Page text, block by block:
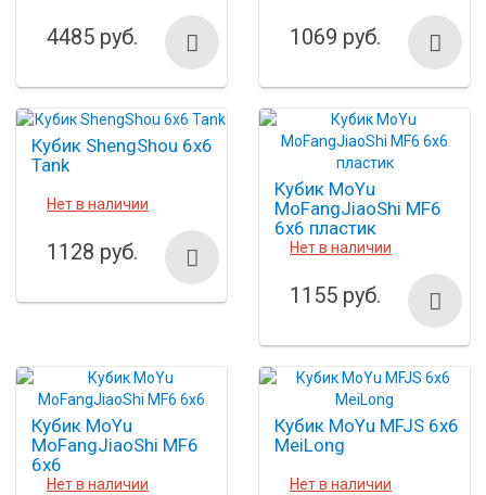
4485 руб. 1069 руб.
Кубик ShengShou 6x6
Tank
Нет в наличии
1128 руб.
Кубик MoYu
MoFangJiaoShi MF6
6x6 пластик
Нет в наличии
1155 руб.
Кубик MoYu
MoFangJiaoShi MF6
6x6
Нет в наличии
Кубик MoYu MFJS 6x6
MeiLong
Нет в наличии